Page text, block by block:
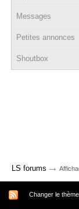
Messages
Petites annonces
Shoutbox
LS forums →
Changer le thème